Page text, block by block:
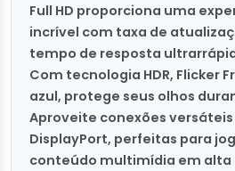
Full HD proporciona uma
incrível com taxa de
tempo de resposta
Com tecnologia HDR, Flicker
azul, protege seus olhos
Aproveite conexões versáteis
DisplayPort, perfeitas para
conteúdo multimídia em alta